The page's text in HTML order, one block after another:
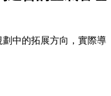
中的拓展方向，實際導